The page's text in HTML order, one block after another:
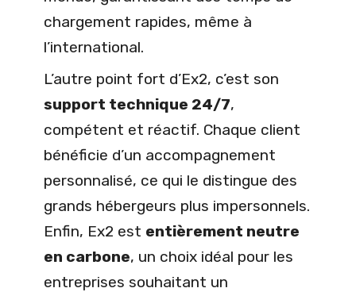
chargement rapides, même à
l’international.
L’autre point fort d’Ex2, c’est son
support technique 24/7,
compétent et réactif. Chaque client
bénéficie d’un accompagnement
personnalisé, ce qui le distingue des
grands hébergeurs plus impersonnels.
Enfin, Ex2 est entièrement neutre
en carbone, un choix idéal pour les
entreprises souhaitant un